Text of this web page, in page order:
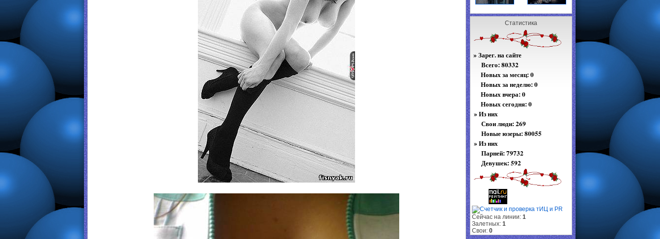
Статистика
» Зарег. на сайте
Всего:80332
Новых за месяц: 0
Новых за неделю: 0
Новых вчера: 0
Новых сегодня: 0
» Из них
Свои люди: 269
Новые юзеры: 80055
» Из них
Парней: 79732
Девушек: 592
Сейчас на линии: 1
Залетных: 1
Свои: 0